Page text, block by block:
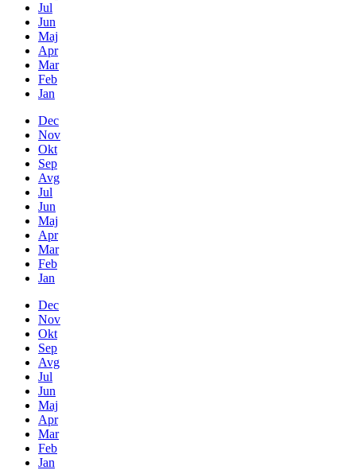
Jul
Jun
Maj
Apr
Mar
Feb
Jan
Dec
Nov
Okt
Sep
Avg
Jul
Jun
Maj
Apr
Mar
Feb
Jan
Dec
Nov
Okt
Sep
Avg
Jul
Jun
Maj
Apr
Mar
Feb
Jan